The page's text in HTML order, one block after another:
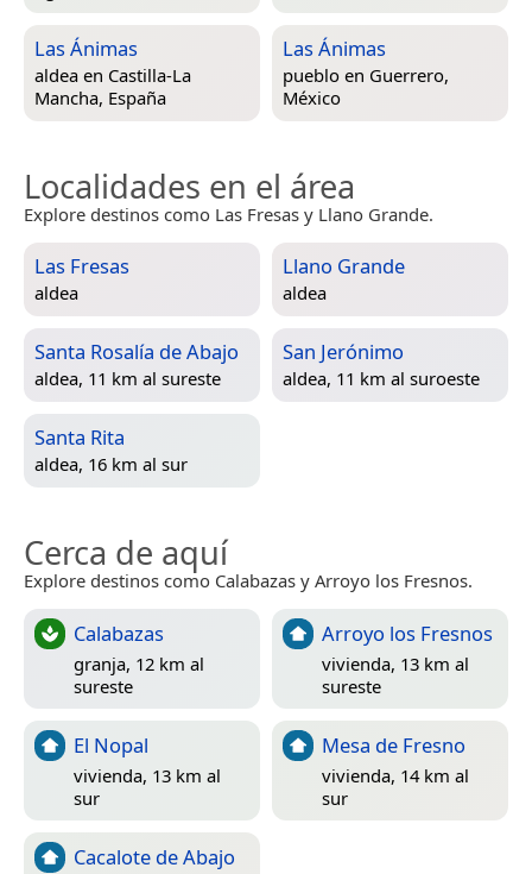
Las Ánimas
aldea en Castilla-La
Mancha, España
Las Ánimas
pueblo en Guerrero,
México
Localidades en el área
Explore destinos como Las Fresas y Llano Grande.
Las Fresas
aldea
Llano Grande
aldea
Santa Rosalía de Abajo
aldea, 11 km al sureste
San Jerónimo
aldea, 11 km al suroeste
Santa Rita
aldea, 16 km al sur
Cerca de aquí
Explore destinos como Calabazas y Arroyo los Fresnos.
Calabazas
granja, 12 km al
sureste
Arroyo los Fresnos
vivienda, 13 km al
sureste
El Nopal
vivienda, 13 km al
sur
Mesa de Fresno
vivienda, 14 km al
sur
Cacalote de Abajo